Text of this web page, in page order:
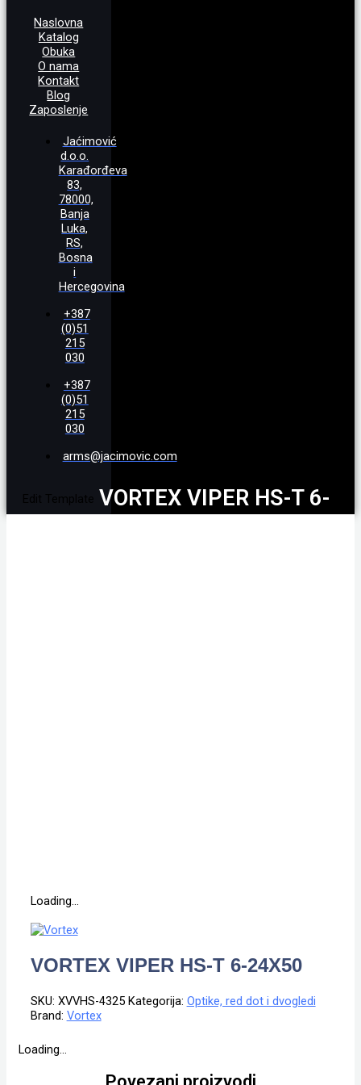
Naslovna
Katalog
Obuka
O nama
Kontakt
Blog
Zaposlenje
Jaćimović
d.o.o.
Karađorđeva
83,
78000,
Banja
Luka,
RS,
Bosna
i
Hercegovina
+387
(0)51
215
030
+387
(0)51
215
030
arms@jacimovic.com
Edit Template VORTEX VIPER HS-T 6-
Loading...
VORTEX VIPER HS-T 6-24X50
SKU: XVVHS-4325 Kategorija: Optike, red dot i dvogledi
Brand: Vortex
Loading...